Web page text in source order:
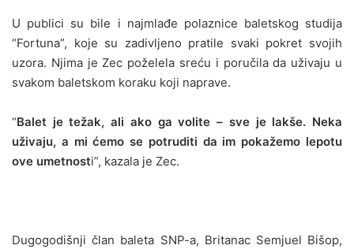
U publici su bile i najmlađe polaznice baletskog studija
“Fortuna”, koje su zadivljeno pratile svaki pokret svojih
uzora. Njima je Zec poželela sreću i poručila da uživaju u
svakom baletskom koraku koji naprave.
“Balet je težak, ali ako ga volite – sve je lakše. Neka
uživaju, a mi ćemo se potruditi da im pokažemo lepotu
ove umetnosti”, kazala je Zec.
Dugogodišnji član baleta SNP-a, Britanac Semjuel Bišop,